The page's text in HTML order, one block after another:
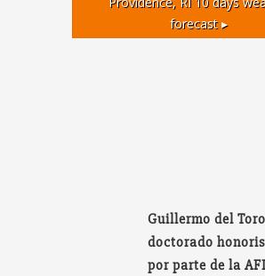
forecast ▸
Guillermo del
doctorado
por parte de la AFI